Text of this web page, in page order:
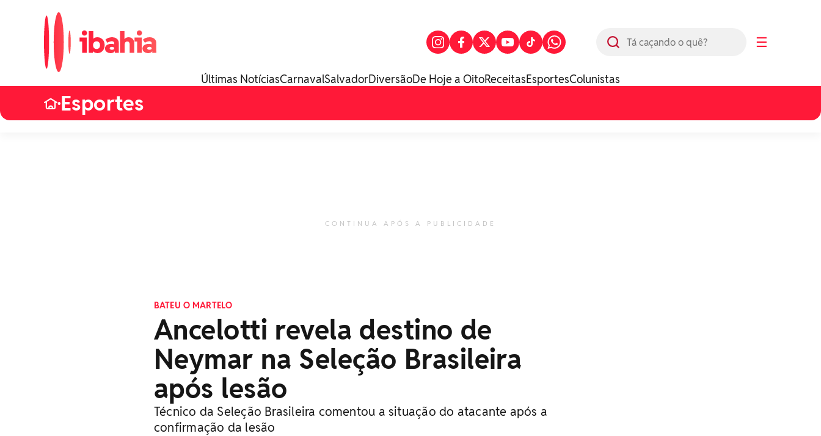
☰
Últimas NotíciasCarnavalSalvadorDiversãoDe Hoje a OitoReceitasEsportesColunistas
•Esportes
CONTINUA APÓS A PUBLICIDADE
BATEU O MARTELO
Ancelotti revela destino de
Neymar na Seleção Brasileira
após lesão
Técnico da Seleção Brasileira comentou a situação do atacante após a
confirmação da lesão